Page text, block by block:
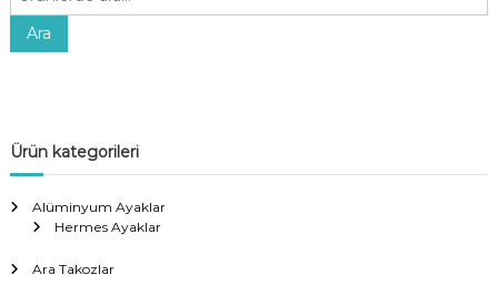
:
Ara
Ürün kategorileri
Alüminyum Ayaklar
Hermes Ayaklar
Ara Takozlar